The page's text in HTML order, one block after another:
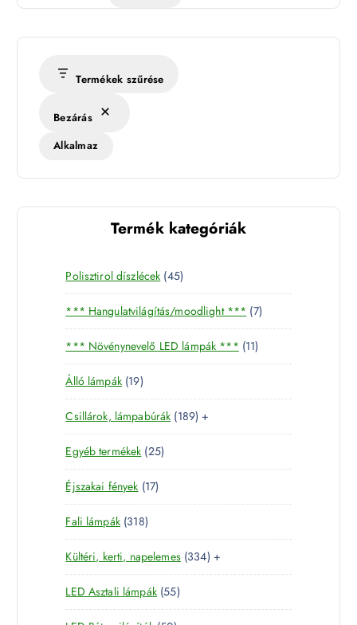
Termékek szűrése
Bezárás
Alkalmaz
Termék kategóriák
Polisztirol díszlécek 454
5
t
e
r
m
k
*** Hangulatvilágítás/moodlight *** 77
t
r
é
*** Növénynevelő LED lámpák *** 111
1
e
m
k
Álló lámpák 191
9
t
e
r
m
é
k
Csillárok, lámpabúrák 1891
8
t
r
é
k
+
Egyéb termékek 252
5
e
m
é
k
Éjszakai fények 171
7
e
r
m
é
k
Fali lámpák 3183
1
8
t
e
r
Kültéri, kerti, napelemes 3343
3
t
+
LED Asztali lámpák 555
5